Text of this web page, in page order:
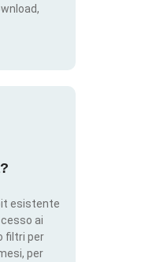
esistente
ai
filtri per
per